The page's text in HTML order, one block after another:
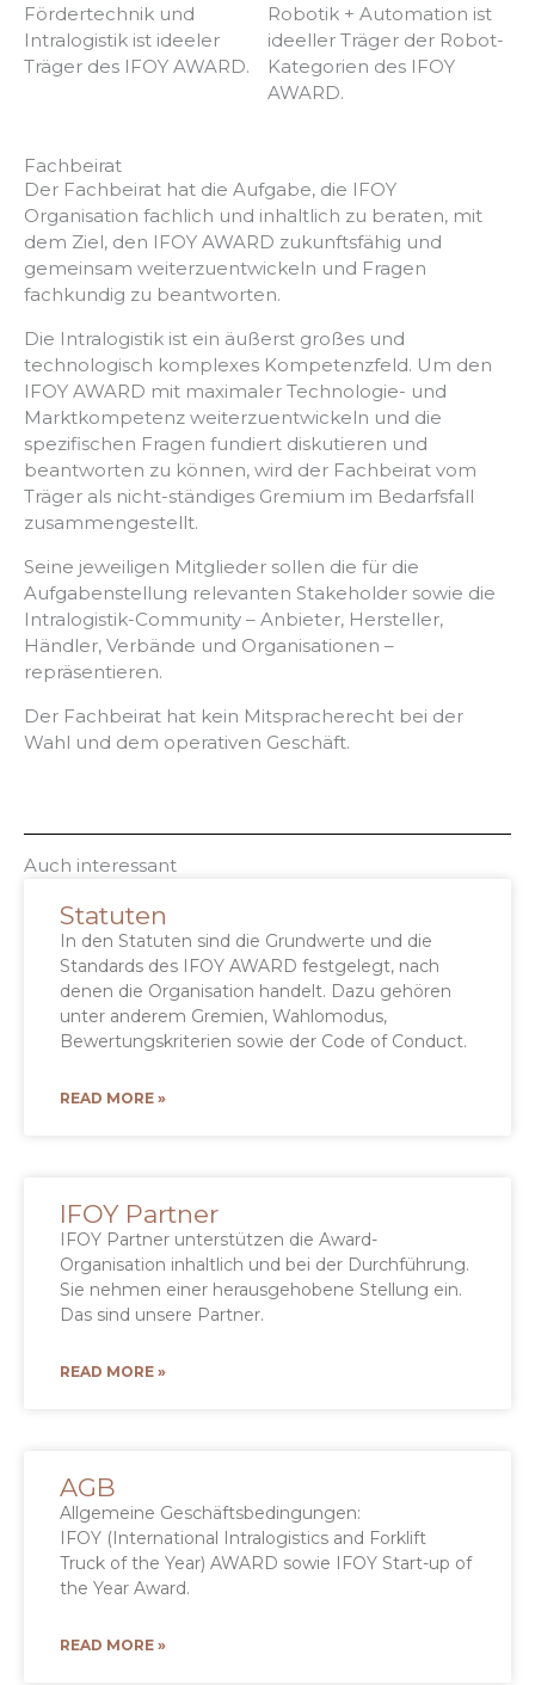
Fördertechnik und
Intralogistik ist ideeler
Träger des IFOY AWARD.
Robotik + Automation ist
ideeller Träger der Robot-
Kategorien des IFOY
AWARD.
Fachbeirat
Der Fachbeirat hat die Aufgabe, die IFOY
Organisation fachlich und inhaltlich zu beraten, mit
dem Ziel, den IFOY AWARD zukunftsfähig und
gemeinsam weiterzuentwickeln und Fragen
fachkundig zu beantworten.
Die Intralogistik ist ein äußerst großes und
technologisch komplexes Kompetenzfeld. Um den
IFOY AWARD mit maximaler Technologie- und
Marktkompetenz weiterzuentwickeln und die
spezifischen Fragen fundiert diskutieren und
beantworten zu können, wird der Fachbeirat vom
Träger als nicht-ständiges Gremium im Bedarfsfall
zusammengestellt.
Seine jeweiligen Mitglieder sollen die für die
Aufgabenstellung relevanten Stakeholder sowie die
Intralogistik-Community – Anbieter, Hersteller,
Händler, Verbände und Organisationen –
repräsentieren.
Der Fachbeirat hat kein Mitspracherecht bei der
Wahl und dem operativen Geschäft.
Auch interessant
Statuten
In den Statuten sind die Grundwerte und die
Standards des IFOY AWARD festgelegt, nach
denen die Organisation handelt. Dazu gehören
unter anderem Gremien, Wahlomodus,
Bewertungskriterien sowie der Code of Conduct.
READ MORE »
IFOY Partner
IFOY Partner unterstützen die Award-
Organisation inhaltlich und bei der Durchführung.
Sie nehmen einer herausgehobene Stellung ein.
Das sind unsere Partner.
READ MORE »
AGB
Allgemeine Geschäftsbedingungen:
IFOY (International Intralogistics and Forklift
Truck of the Year) AWARD sowie IFOY Start-up of
the Year Award.
READ MORE »